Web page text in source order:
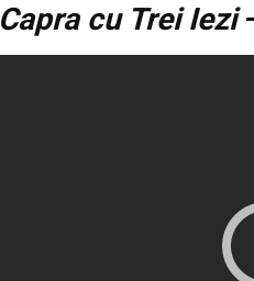
Capra cu Trei Iezi